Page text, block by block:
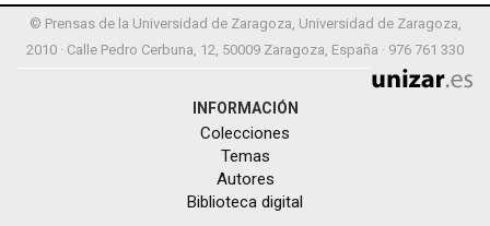
© Prensas de la Universidad de Zaragoza, Universidad de Zaragoza,
2010 · Calle Pedro Cerbuna, 12, 50009 Zaragoza, España · 976 761 330
INFORMACIÓN
Colecciones
Temas
Autores
Biblioteca digital